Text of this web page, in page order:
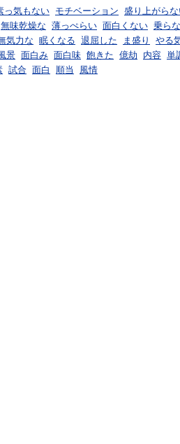
っ気もない モチベーション 盛り上がら
無味乾燥な 薄っぺらい 面白くない 乗ら
気力な 眠くなる 退屈した ま盛り やる
景 面白み 面白味 飽きた 億劫 内容 単
試合 面白 順当 風情